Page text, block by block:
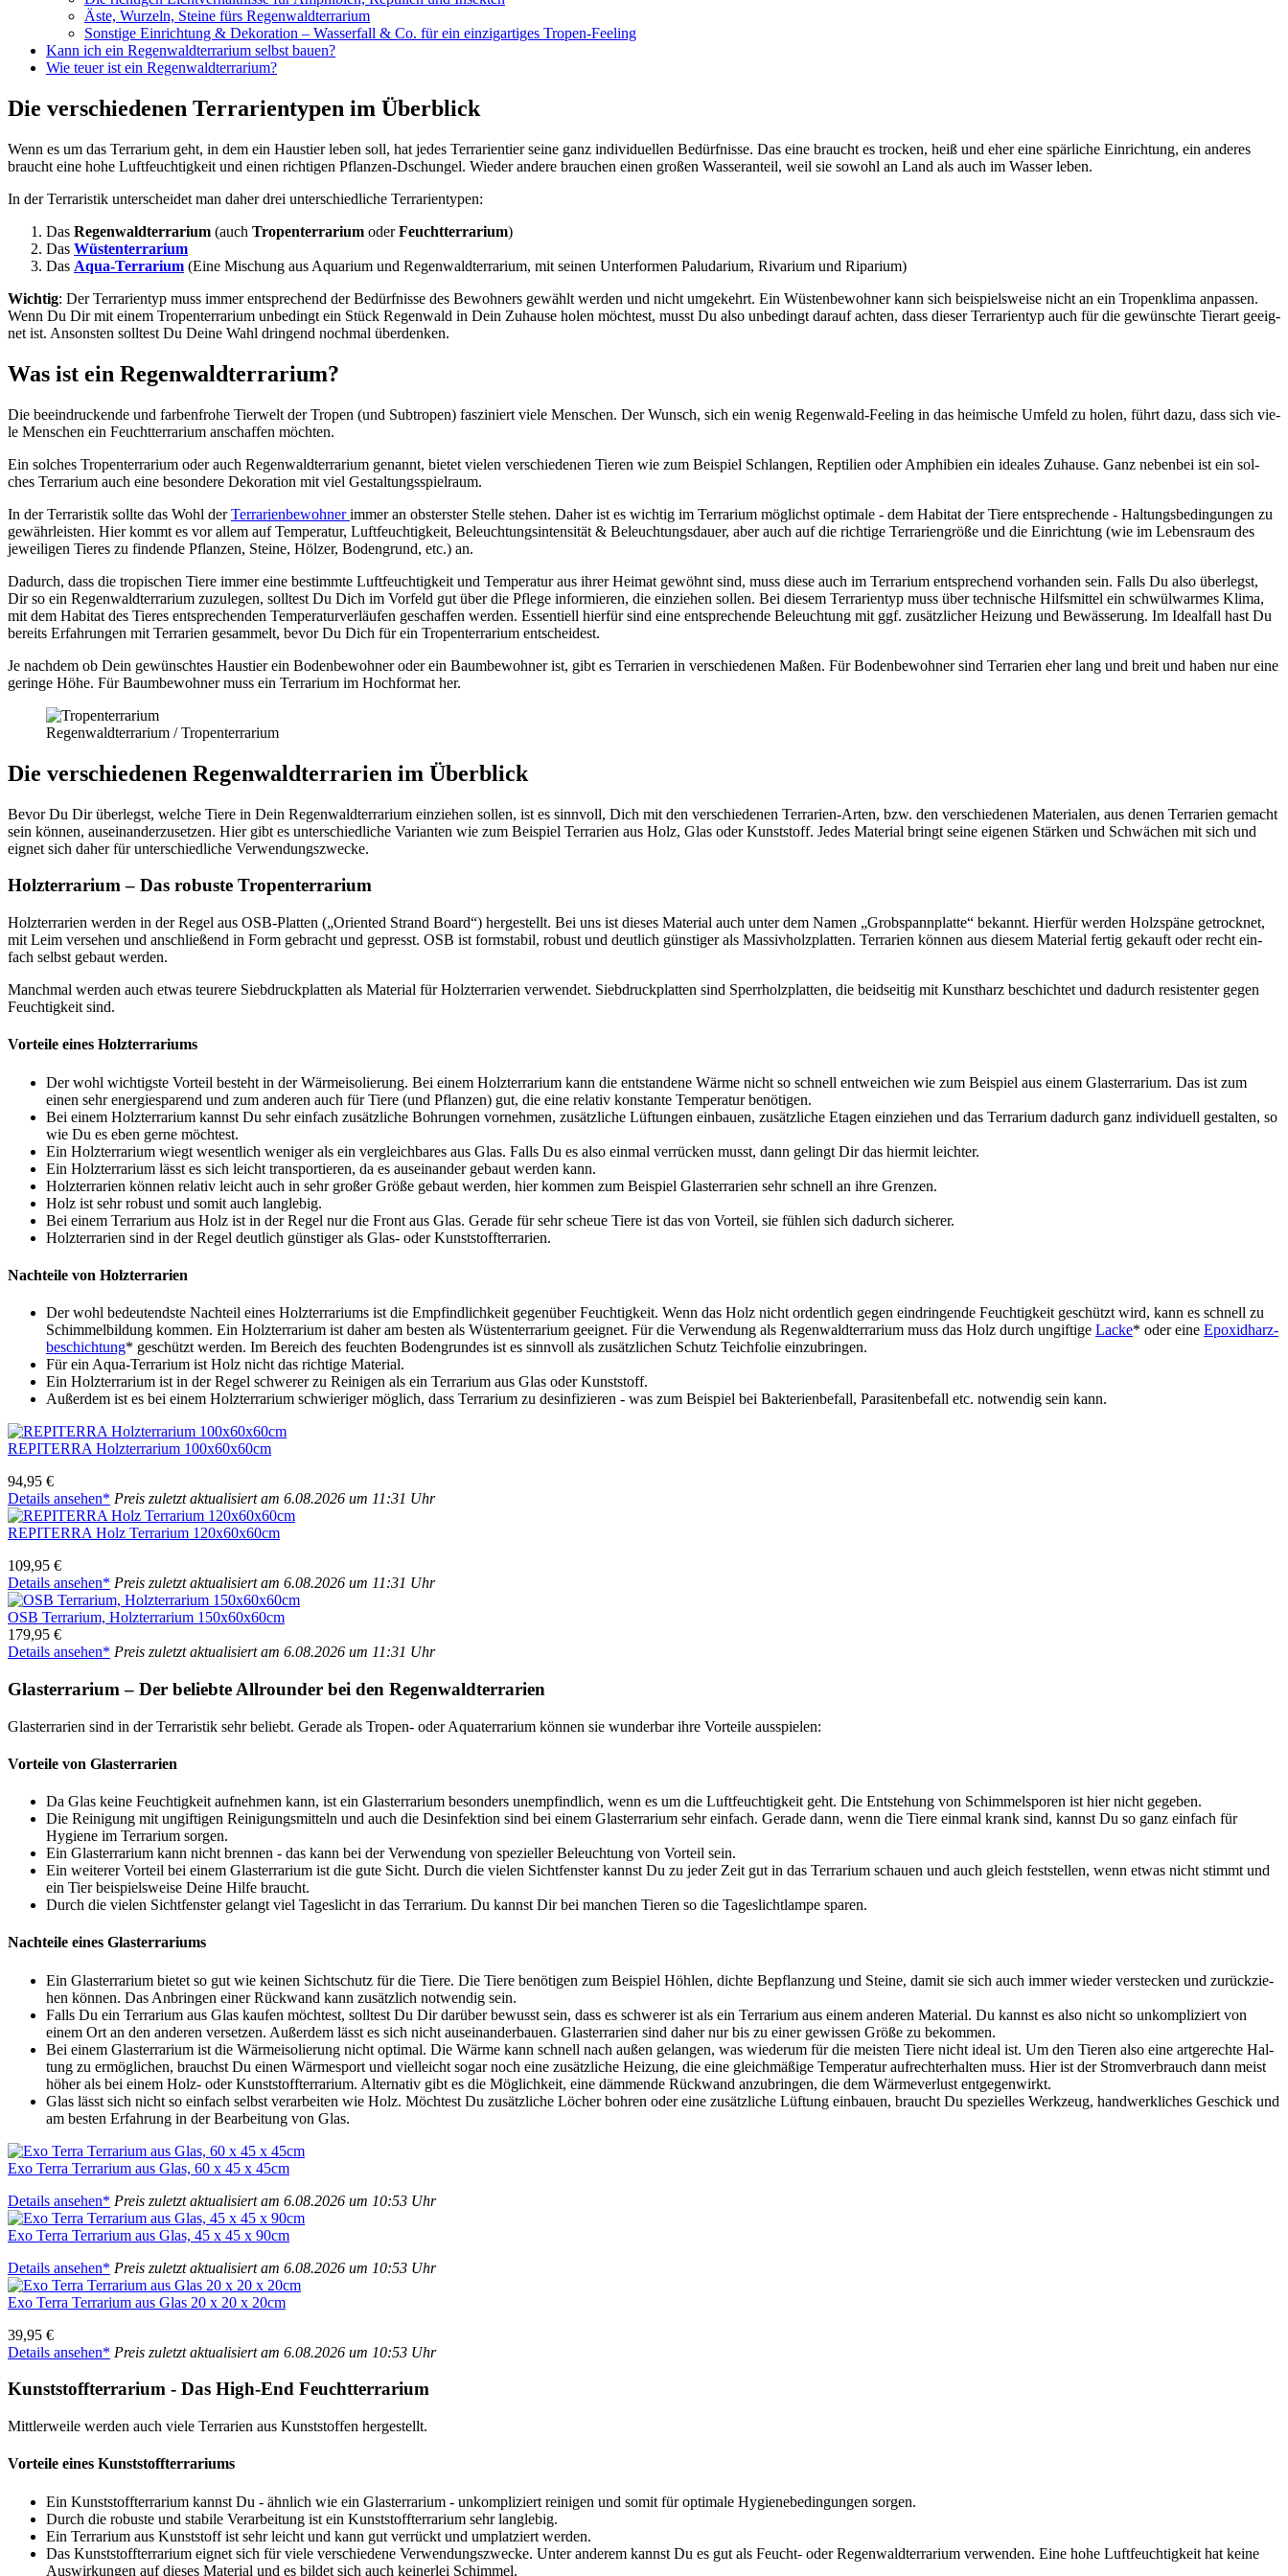
Äste, Wur­zeln, Stei­ne fürs Regen­wald­ter­ra­ri­um
Sons­ti­ge Ein­rich­tung & Deko­ra­ti­on – Was­ser­fall & Co. für ein ein­zig­ar­ti­ges Tro­pen-Fee­ling
Kann ich ein Regen­wald­ter­ra­ri­um selbst bau­en?
Wie teu­er ist ein Regen­wald­ter­ra­ri­um?
Die ver­schie­de­nen Ter­ra­ri­en­ty­pen im Über­blick
Wenn es um das Ter­ra­ri­um geht, in dem ein Haus­tier leben soll, hat jedes Ter­ra­ri­en­tier sei­ne ganz indi­vi­du­el­len Bedürf­nis­se. Das eine braucht es tro­cken, heiß und eher eine spär­li­che Ein­rich­tung, ein ande­res
braucht eine hohe Luft­feuch­tig­keit und einen rich­ti­gen Pflan­zen-Dschun­gel. Wie­der ande­re brau­chen einen gro­ßen Was­ser­an­teil, weil sie sowohl an Land als auch im Was­ser leben.
In der Ter­raris­tik unter­schei­det man daher drei unter­schied­li­che Ter­ra­ri­en­ty­pen:
Das Regen­wald­ter­ra­ri­um (auch Tro­pen­ter­ra­ri­um oderFeucht­ter­ra­ri­um)
Das Wüs­ten­ter­ra­ri­um
Das Aqua-Ter­ra­ri­um (Eine Mischung aus Aqua­ri­um und Regen­wald­ter­ra­ri­um, mit sei­nen Unter­for­men Palu­da­ri­um, Riva­ri­um und Ripa­ri­um)
Wich­tig: Der Ter­ra­ri­en­typ muss immer ent­spre­chend der Bedürf­nis­se des Bewoh­ners gewählt wer­den und nicht umge­kehrt. Ein Wüs­ten­be­woh­ner kann sich bei­spiels­wei­se nicht an ein Tro­pen­kli­ma anpas­sen.
Wenn Du Dir mit einem Tro­pen­ter­ra­ri­um unbe­dingt ein Stück Regen­wald in Dein Zuhau­se holen möch­test, musst Du also unbe­dingt dar­auf ach­ten, dass die­ser Ter­ra­ri­en­typ auch für die gewünsch­te Tier­art geeig­
net ist. Ansons­ten soll­test Du Dei­ne Wahl drin­gend noch­mal über­den­ken.
Was ist ein Regen­wald­ter­ra­ri­um?
Die beein­dru­cken­de und far­ben­fro­he Tier­welt der Tro­pen (und Sub­tro­pen) fas­zi­niert vie­le Men­schen. Der Wunsch, sich ein wenig Regen­wald-Fee­ling in das hei­mi­sche Umfeld zu holen, führt dazu, dass sich vie­
le Men­schen ein Feucht­ter­ra­ri­um anschaf­fen möch­ten.
Ein sol­ches Tro­pen­ter­ra­ri­um oder auch Regen­wald­ter­ra­ri­um genannt, bie­tet vie­len ver­schie­de­nen Tie­ren wie zum Bei­spiel Schlan­gen, Rep­ti­li­en oder Amphi­bi­en ein idea­les Zuhau­se. Ganz neben­bei ist ein sol­
ches Ter­ra­ri­um auch eine beson­de­re Deko­ra­ti­on mit viel Gestal­tungs­spiel­raum.
In der Ter­raris­tik soll­te das Wohl derTer­ra­ri­en­be­woh­nerimmer an obsters­ter Stel­le ste­hen. Daher ist es wich­tig im Ter­ra­ri­um mög­lichst opti­ma­le - dem Habi­tat der Tie­re ent­spre­chen­de - Hal­tungs­be­din­gun­gen zu
gewähr­leis­ten. Hier kommt es vor allem auf Tem­pe­ra­tur, Luft­feuch­tig­keit, Beleuch­tungs­in­ten­si­tät & Beleuch­tungs­dau­er, aber auch auf die rich­ti­ge Ter­ra­ri­en­grö­ße und die Ein­rich­tung (wie im Lebens­raum des
jewei­li­gen Tie­res zu fin­den­de Pflan­zen, Stei­ne, Höl­zer, Boden­grund, etc.) an.
Dadurch, dass die tro­pi­schen Tie­re immer eine bestimm­te Luft­feuch­tig­keit und Tem­pe­ra­tur aus ihrer Hei­mat gewöhnt sind, muss die­se auch im Ter­ra­ri­um ent­spre­chend vor­han­den sein. Falls Du also über­legst,
Dir so ein Regen­wald­ter­ra­ri­um zuzu­le­gen, soll­test Du Dich im Vor­feld gut über die Pfle­ge infor­mie­ren, die ein­zie­hen sol­len. Bei die­sem Ter­ra­ri­en­typ muss über tech­ni­sche Hilfs­mit­tel ein schwül­war­mes Kli­ma,
mit dem Habi­tat des Tie­res ent­spre­chen­den Tem­pe­ra­tur­ver­läu­fen geschaf­fen wer­den. Essen­ti­ell hier­für sind eine ent­spre­chen­de Beleuch­tung mit ggf. zusätz­li­cher Hei­zung und Bewäs­se­rung. Im Ide­al­fall hast Du
bereits Erfah­run­gen mit Ter­ra­ri­en gesam­melt, bevor Du Dich für ein Tro­pen­ter­ra­ri­um ent­schei­dest.
Je nach­dem ob Dein gewünsch­tes Haus­tier ein Boden­be­woh­ner oder ein Baum­be­woh­ner ist, gibt es Ter­ra­ri­en in ver­schie­de­nen Maßen. Für Boden­be­woh­ner sind Ter­ra­ri­en eher lang und breit und haben nur eine
gerin­ge Höhe. Für Baum­be­woh­ner muss ein Ter­ra­ri­um im Hoch­for­mat her.
Regen­wald­ter­ra­ri­um /​ Tro­pen­ter­ra­ri­um
Die ver­schie­de­nen Regen­wald­ter­ra­ri­en im Über­blick
Bevor Du Dir über­legst, wel­che Tie­re in Dein Regen­wald­ter­ra­ri­um ein­zie­hen sol­len, ist es sinn­voll, Dich mit den ver­schie­de­nen Ter­ra­ri­en-Arten, bzw. den ver­schie­de­nen Mate­ria­len, aus denen Ter­ra­ri­en gemacht
sein kön­nen, aus­ein­an­der­zu­set­zen. Hier gibt es unter­schied­li­che Vari­an­ten wie zum Bei­spiel Ter­ra­ri­en aus Holz, Glas oder Kunst­stoff. Jedes Mate­ri­al bringt sei­ne eige­nen Stär­ken und Schwä­chen mit sich und
eig­net sich daher für unter­schied­li­che Ver­wen­dungs­zwe­cke.
Holz­ter­ra­ri­um – Das robus­te Tro­pen­ter­ra­ri­um
Holz­ter­ra­ri­en wer­den in der Regel aus OSB-Plat­ten („Ori­en­ted Strand Board“) her­ge­stellt. Bei uns ist die­ses Mate­ri­al auch unter dem Namen „Grob­spann­plat­te“ bekannt. Hier­für wer­den Holz­spä­ne getrock­net,
mit Leim ver­se­hen und anschlie­ßend in Form gebracht und gepresst. OSB ist form­sta­bil, robust und deut­lich güns­ti­ger als Mas­siv­holz­plat­ten. Ter­ra­ri­en kön­nen aus die­sem Mate­ri­al fer­tig gekauft oder recht ein­
fach selbst gebaut wer­den.
Manch­mal wer­den auch etwas teu­re­re Sieb­druck­plat­ten als Mate­ri­al für Holz­ter­ra­ri­en ver­wen­det. Sieb­druck­plat­ten sind Sperr­holz­plat­ten, die beid­sei­tig mit Kunst­harz beschich­tet und dadurch resis­ten­ter gegen
Feuch­tig­keit sind.
Vor­tei­le eines Holz­ter­ra­ri­ums
Der wohl wich­tigs­te Vor­teil besteht in der Wär­me­iso­lie­rung. Bei einem Holz­ter­ra­ri­um kann die ent­stan­de­ne Wär­me nicht so schnell ent­wei­chen wie zum Bei­spiel aus einem Glas­ter­ra­ri­um. Das ist zum
einen sehr ener­gie­spa­rend und zum ande­ren auch für Tie­re (und Pflan­zen) gut, die eine rela­tiv kon­stan­te Tem­pe­ra­tur benö­ti­gen.
Bei einem Holz­ter­ra­ri­um kannst Du sehr ein­fach zusätz­li­che Boh­run­gen vor­neh­men, zusätz­li­che Lüf­tun­gen ein­bau­en, zusätz­li­che Eta­gen ein­zie­hen und das Ter­ra­ri­um dadurch ganz indi­vi­du­ell gestal­ten, so
wie Du es eben ger­ne möch­test.
Ein Holz­ter­ra­ri­um wiegt wesent­lich weni­ger als ein ver­gleich­ba­res aus Glas. Falls Du es also ein­mal ver­rü­cken musst, dann gelingt Dir das hier­mit leich­ter.
Ein Holz­ter­ra­ri­um lässt es sich leicht trans­por­tie­ren, da es aus­ein­an­der gebaut wer­den kann.
Holz­ter­ra­ri­en kön­nen rela­tiv leicht auch in sehr gro­ßer Grö­ße gebaut wer­den, hier kom­men zum Bei­spiel Glas­ter­ra­ri­en sehr schnell an ihre Gren­zen.
Holz ist sehr robust und somit auch lang­le­big.
Bei einem Ter­ra­ri­um aus Holz ist in der Regel nur die Front aus Glas. Gera­de für sehr scheue Tie­re ist das von Vor­teil, sie füh­len sich dadurch siche­rer.
Holz­ter­ra­ri­en sind in der Regel deut­lich güns­ti­ger als Glas- oder Kunst­stoff­ter­ra­ri­en.
Nach­tei­le von Holz­ter­ra­ri­en
Der wohl bedeu­tends­te Nach­teil eines Holz­ter­ra­ri­ums ist die Emp­find­lich­keit gegen­über Feuch­tig­keit. Wenn das Holz nicht ordent­lich gegen ein­drin­gen­de Feuch­tig­keit geschützt wird, kann es schnell zu
Schim­mel­bil­dung kom­men. Ein Holz­ter­ra­ri­um ist daher am bes­ten als Wüs­ten­ter­ra­ri­um geeig­net. Für die Ver­wen­dung als Regen­wald­ter­ra­ri­um muss das Holz durch ungif­ti­ge Lacke* oder eine Epoxid­harz­
be­schich­tung* geschützt wer­den. Im Bereich des feuch­ten Boden­grun­des ist es sinn­voll als zusätz­li­chen Schutz Teich­fo­lie ein­zu­brin­gen.
Für ein Aqua-Ter­ra­ri­um ist Holz nicht das rich­ti­ge Mate­ri­al.
Ein Holz­ter­ra­ri­um ist in der Regel schwe­rer zu Rei­ni­gen als ein Ter­ra­ri­um aus Glas oder Kunst­stoff.
Außer­dem ist es bei einem Holz­ter­ra­ri­um schwie­ri­ger mög­lich, dass Ter­ra­ri­um zu des­in­fi­zie­ren - was zum Bei­spiel bei Bak­te­ri­en­be­fall, Para­si­ten­be­fall etc. not­wen­dig sein kann.
REPITERRA Holz­ter­ra­ri­um 100x60x60cm
94,95 €
Details anse­hen* Preis zuletzt aktua­li­siert am 6.08.2026 um 11:31 Uhr
REPITERRA Holz Ter­ra­ri­um 120x60x60cm
109,95 €
Details anse­hen* Preis zuletzt aktua­li­siert am 6.08.2026 um 11:31 Uhr
OSB Ter­ra­ri­um, Holz­ter­ra­ri­um 150x60x60cm
179,95 €
Details anse­hen* Preis zuletzt aktua­li­siert am 6.08.2026 um 11:31 Uhr
Glas­ter­ra­ri­um – Der belieb­te All­roun­der bei den Regen­wald­ter­ra­ri­en
Glas­ter­ra­ri­en sind in der Ter­raris­tik sehr beliebt. Gera­de als Tro­pen- oder Aqua­ter­ra­ri­um kön­nen sie wun­der­bar ihre Vor­tei­le aus­spie­len:
Vor­tei­le von Glas­ter­ra­ri­en
Da Glas kei­ne Feuch­tig­keit auf­neh­men kann, ist ein Glas­ter­ra­ri­um beson­ders unemp­find­lich, wenn es um die Luft­feuch­tig­keit geht. Die Ent­ste­hung von Schim­mel­spo­ren ist hier nicht gege­ben.
Die Rei­ni­gung mit ungif­ti­gen Rei­ni­gungs­mit­teln und auch die Des­in­fek­ti­on sind bei einem Glas­ter­ra­ri­um sehr ein­fach. Gera­de dann, wenn die Tie­re ein­mal krank sind, kannst Du so ganz ein­fach für
Hygie­ne im Ter­ra­ri­um sor­gen.
Ein Glas­ter­ra­ri­um kann nicht bren­nen - das kann bei der Ver­wen­dung von spe­zi­el­ler Beleuch­tung von Vor­teil sein.
Ein wei­te­rer Vor­teil bei einem Glas­ter­ra­ri­um ist die gute Sicht. Durch die vie­len Sicht­fens­ter kannst Du zu jeder Zeit gut in das Ter­ra­ri­um schau­en und auch gleich fest­stel­len, wenn etwas nicht stimmt und
ein Tier bei­spiels­wei­se Dei­ne Hil­fe braucht.
Durch die vie­len Sicht­fens­ter gelangt viel Tages­licht in das Ter­ra­ri­um. Du kannst Dir bei man­chen Tie­ren so die Tages­licht­lam­pe spa­ren.
Nach­tei­le eines Glas­ter­ra­ri­ums
Ein Glas­ter­ra­ri­um bie­tet so gut wie kei­nen Sicht­schutz für die Tie­re. Die Tie­re benö­ti­gen zum Bei­spiel Höh­len, dich­te Bepflan­zung und Stei­ne, damit sie sich auch immer wie­der ver­ste­cken und zurück­zie­
hen kön­nen. Das Anbrin­gen einer Rück­wand kann zusätz­lich not­wen­dig sein.
Falls Du ein Ter­ra­ri­um aus Glas kau­fen möch­test, soll­test Du Dir dar­über bewusst sein, dass es schwe­rer ist als ein Ter­ra­ri­um aus einem ande­ren Mate­ri­al. Du kannst es also nicht so unkom­pli­ziert von
einem Ort an den ande­ren ver­set­zen. Außer­dem lässt es sich nicht aus­ein­an­der­bau­en. Glas­ter­ra­ri­en sind daher nur bis zu einer gewis­sen Grö­ße zu bekom­men.
Bei einem Glas­ter­ra­ri­um ist die Wär­me­iso­lie­rung nicht opti­mal. Die Wär­me kann schnell nach außen gelan­gen, was wie­der­um für die meis­ten Tie­re nicht ide­al ist. Um den Tie­ren also eine art­ge­rech­te Hal­
tung zu ermög­li­chen, brauchst Du einen Wär­me­s­port und viel­leicht sogar noch eine zusätz­li­che Hei­zung, die eine gleich­mä­ßi­ge Tem­pe­ra­tur auf­recht­erhal­ten muss. Hier ist der Strom­ver­brauch dann meist
höher als bei einem Holz- oder Kunst­stoff­ter­ra­ri­um. Alter­na­tiv gibt es die Mög­lich­keit, eine däm­men­de Rück­wand anzu­brin­gen, die dem Wär­me­ver­lust ent­ge­gen­wirkt.
Glas lässt sich nicht so ein­fach selbst ver­ar­bei­ten wie Holz. Möch­test Du zusätz­li­che Löcher boh­ren oder eine zusätz­li­che Lüf­tung ein­bau­en, braucht Du spe­zi­el­les Werk­zeug, hand­werk­li­ches Geschick und
am bes­ten Erfah­rung in der Bear­bei­tung von Glas.
Exo Ter­ra Ter­ra­ri­um aus Glas, 60 x 45 x 45cm
Details anse­hen* Preis zuletzt aktua­li­siert am 6.08.2026 um 10:53 Uhr
Exo Ter­ra Ter­ra­ri­um aus Glas, 45 x 45 x 90cm
Details anse­hen* Preis zuletzt aktua­li­siert am 6.08.2026 um 10:53 Uhr
Exo Ter­ra Ter­ra­ri­um aus Glas 20 x 20 x 20cm
39,95 €
Details anse­hen* Preis zuletzt aktua­li­siert am 6.08.2026 um 10:53 Uhr
Kunst­stoff­ter­ra­ri­um - Das High-End Feucht­ter­ra­ri­um
Mitt­ler­wei­le wer­den auch vie­le Ter­ra­ri­en aus Kunst­stof­fen her­ge­stellt.
Vor­tei­le eines Kunst­stoff­ter­ra­ri­ums
Ein Kunst­stoff­ter­ra­ri­um kannst Du - ähn­lich wie ein Glas­ter­ra­ri­um - unkom­pli­ziert rei­ni­gen und somit für opti­ma­le Hygie­ne­be­din­gun­gen sor­gen.
Durch die robus­te und sta­bi­le Ver­ar­bei­tung ist ein Kunst­stoff­ter­ra­ri­um sehr lang­le­big.
Ein Ter­ra­ri­um aus Kunst­stoff ist sehr leicht und kann gut ver­rückt und umplat­ziert wer­den.
Das Kunst­stoff­ter­ra­ri­um eig­net sich für vie­le ver­schie­de­ne Ver­wen­dungs­zwe­cke. Unter ande­rem kannst Du es gut als Feucht- oder Regen­wald­ter­ra­ri­um ver­wen­den. Eine hohe Luft­feuch­tig­keit hat kei­ne
Aus­wir­kun­gen auf die­ses Mate­ri­al und es bil­det sich auch kei­ner­lei Schim­mel.